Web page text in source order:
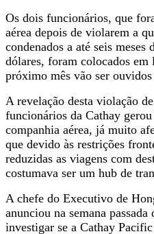
Os dois funcionários, que
aérea depois de violarem a
condenados a até seis
dólares, foram colocados em
próximo mês vão ser
A revelação desta violação
funcionários da Cathay gerou
companhia aérea, já muito
que devido às restrições
reduzidas as viagens com
costumava ser um hub de
A chefe do Executivo de
anunciou na semana passada
investigar se a Cathay